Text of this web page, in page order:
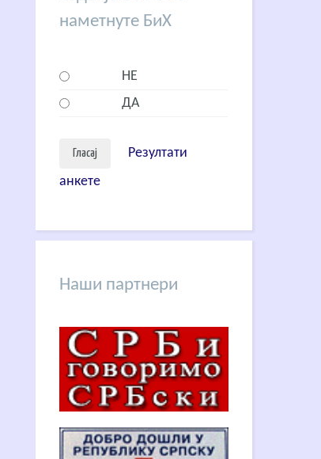
наметнуте БиХ
НЕ
ДА
Резултати
анкете
Наши партнери